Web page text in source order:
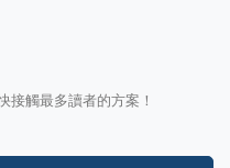
接觸最多讀者的方案！